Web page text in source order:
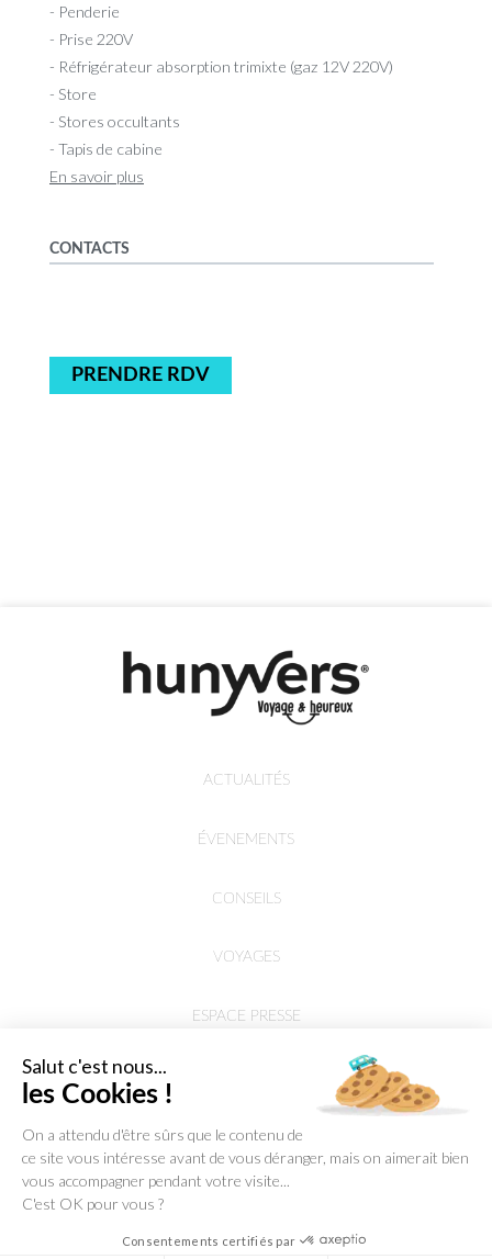
- Penderie
- Prise 220V
- Réfrigérateur absorption trimixte (gaz 12V 220V)
- Store
- Stores occultants
- Tapis de cabine
En savoir plus
CONTACTS
PRENDRE RDV
ACTUALITÉS
ÉVENEMENTS
CONSEILS
VOYAGES
ESPACE PRESSE
Salut c'est nous...
les Cookies !
On a attendu d'être sûrs que le contenu de
ce site vous intéresse avant de vous déranger, mais on aimerait bien
vous accompagner pendant votre visite...
C'est OK pour vous ?
Consentements certifiés par